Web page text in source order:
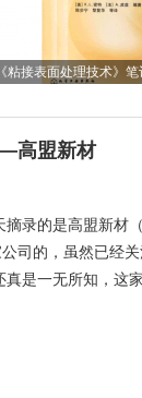
由2011年全球手机销量
UNDERFILL的用量
国内外导电银粉、银浆、
况《粘接表面处理技术》笔
高盟新材
录的是高盟新材
司的，虽然已经
是一无所知，这